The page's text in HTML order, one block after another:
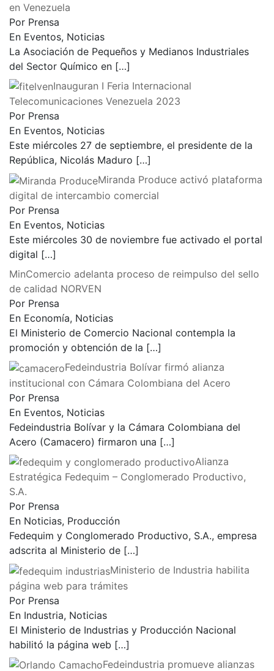
en Venezuela
Por Prensa
En Eventos, Noticias
La Asociación de Pequeños y Medianos Industriales
del Sector Químico en […]
Inauguran I Feria Internacional
Telecomunicaciones Venezuela 2023
Por Prensa
En Eventos, Noticias
Este miércoles 27 de septiembre, el presidente de la
República, Nicolás Maduro […]
Miranda Produce activó plataforma
digital de intercambio comercial
Por Prensa
En Eventos, Noticias
Este miércoles 30 de noviembre fue activado el portal
digital […]
MinComercio adelanta proceso de reimpulso del sello
de calidad NORVEN
Por Prensa
En Economía, Noticias
El Ministerio de Comercio Nacional contempla la
promoción y obtención de la […]
Fedeindustria Bolívar firmó alianza
institucional con Cámara Colombiana del Acero
Por Prensa
En Eventos, Noticias
Fedeindustria Bolívar y la Cámara Colombiana del
Acero (Camacero) firmaron una […]
Alianza
Estratégica Fedequim – Conglomerado Productivo,
S.A.
Por Prensa
En Noticias, Producción
Fedequim y Conglomerado Productivo, S.A., empresa
adscrita al Ministerio de […]
Ministerio de Industria habilita
página web para trámites
Por Prensa
En Industria, Noticias
El Ministerio de Industrias y Producción Nacional
habilitó la página web […]
Fedeindustria promueve alianzas